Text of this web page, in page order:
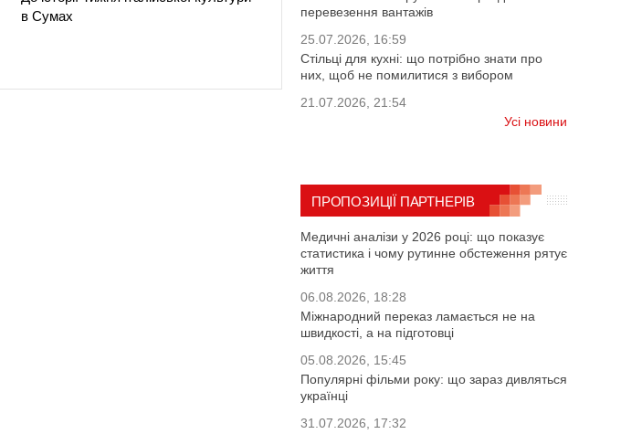
в Сумах
перевезення вантажів
25.07.2026, 16:59
Стільці для кухні: що потрібно знати про
них, щоб не помилитися з вибором
21.07.2026, 21:54
Усі новини
ПРОПОЗИЦІЇ ПАРТНЕРІВ
Медичні аналізи у 2026 році: що показує
статистика і чому рутинне обстеження рятує
життя
06.08.2026, 18:28
Міжнародний переказ ламається не на
швидкості, а на підготовці
05.08.2026, 15:45
Популярні фільми року: що зараз дивляться
українці
31.07.2026, 17:32